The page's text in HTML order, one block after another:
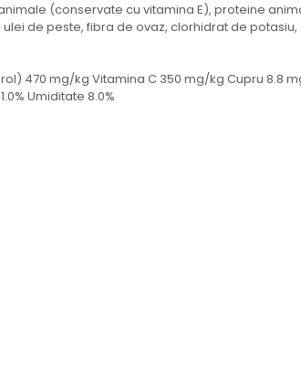
(conservate cu vitamina E), proteine
de peste, fibra de ovaz, clorhidrat de
470 mg/kg Vitamina C 350 mg/kg Cupru 8.8
Umiditate 8.0%